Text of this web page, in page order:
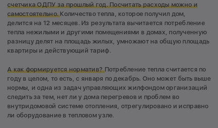
счетчика ОДПУ за прошлый год. Посчитать расходы можно и
самостоятельно.Количество тепла, которое получил дом,
делится на 12 месяцев. Из результата вычитается потребление
тепла нежилыми и другими помещениями в домах, полученную
разницу делят на площадь жилых, умножают на общую площадь
квартиры и действующий тариф.
А как формируется норматив?Потребление тепла считается по
году в целом, то есть, с января по декабрь. Оно может быть выше
нормы, и одна из задач управляющих жилфондом организаций
следить за тем, нет ли у дома перегревов и проблем во
внутридомовой системе отопления, отрегулировано и исправно
ли оборудование в тепловом узле.